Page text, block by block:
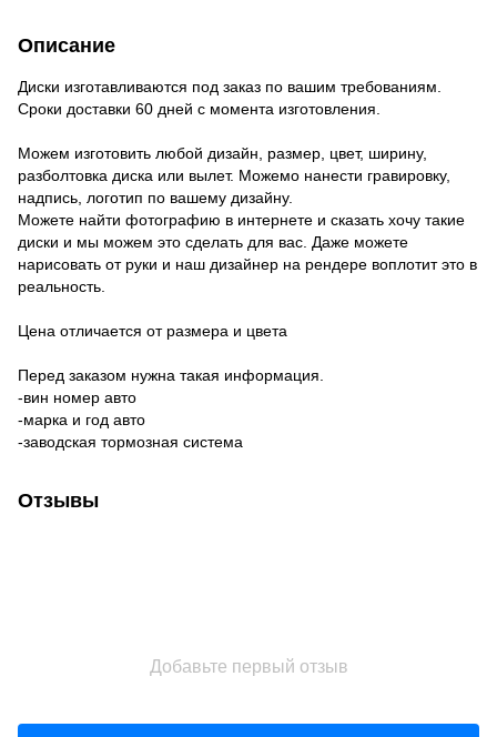
Описание
Диски изготавливаются под заказ по вашим требованиям.
Сроки доставки 60 дней с момента изготовления.
Можем изготовить любой дизайн, размер, цвет, ширину,
разболтовка диска или вылет. Можемо нанести гравировку,
надпись, логотип по вашему дизайну.
Можете найти фотографию в интернете и сказать хочу такие
диски и мы можем это сделать для вас. Даже можете
нарисовать от руки и наш дизайнер на рендере воплотит это в
реальность.
Цена отличается от размера и цвета
Перед заказом нужна такая информация.
-вин номер авто
-марка и год авто
-заводская тормозная система
Отзывы
Добавьте первый отзыв